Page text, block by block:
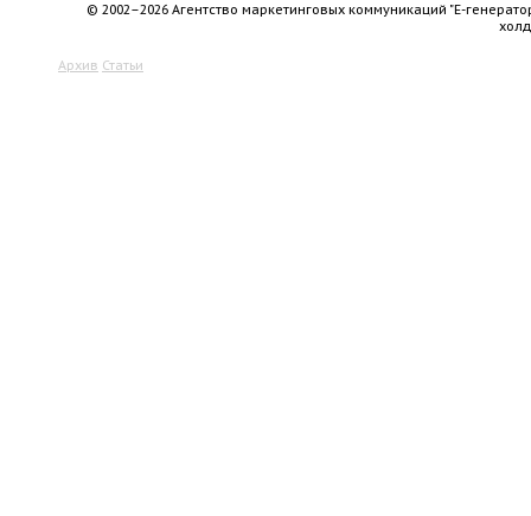
© 2002–2026 Агентство маркетинговых коммуникаций "Е-
Архив Статьи